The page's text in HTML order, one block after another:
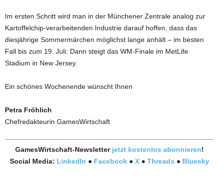
Im ersten Schritt wird man in der Münchener Zentrale analog zur
Kartoffelchip-verarbeitenden Industrie darauf hoffen, dass das
diesjährige Sommermärchen möglichst lange anhält – im besten
Fall bis zum 19. Juli: Dann steigt das WM-Finale im MetLife
Stadium in New Jersey.
Ein schönes Wochenende wünscht Ihnen
Petra Fröhlich
Chefredakteurin GamesWirtschaft
GamesWirtschaft-Newsletter jetzt kostenlos abonnieren!
Social Media: LinkedIn ● Facebook ● X ● Threads ● Bluesky